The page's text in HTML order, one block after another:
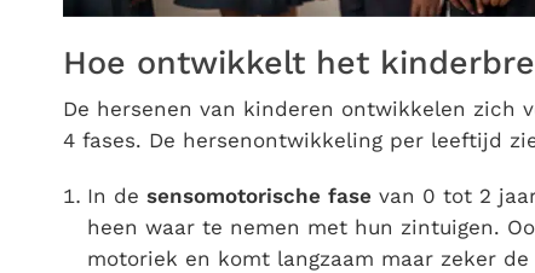
Hoe ontwikkelt het
De hersenen van kinderen ontwikkelen zich
4 fases. De hersenontwikkeling per leeftijd
In de sensomotorische fase van 0 tot 2
heen waar te nemen met hun zintuigen.
motoriek en komt langzaam maar zeker